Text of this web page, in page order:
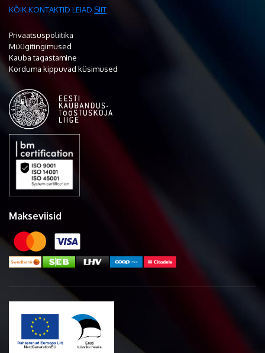
KÕIK KONTAKTID LEIAD SIIT
Privaatsuspoliitika
Müügitingimused
Kauba tagastamine
Korduma kippuvad küsimused
Makseviisid